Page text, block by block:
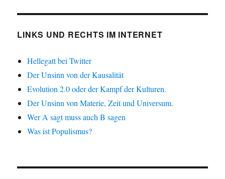
LINKS UND RECHTS IM INTERNET
Hellegatt bei Twitter
Der Unsinn von der Kausalität
Evolution 2.0 oder der Kampf der Kulturen.
Der Unsinn von Materie, Zeit und Universum.
Wer A sagt muss auch B sagen
Was ist Populismus?